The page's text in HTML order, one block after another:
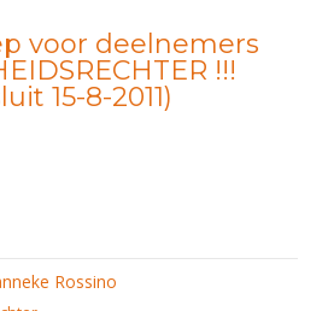
voor deelnemers
!!!
15-8-2011)
Rossino